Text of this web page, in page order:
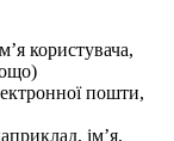
користувача,
пошти,
ім’я,